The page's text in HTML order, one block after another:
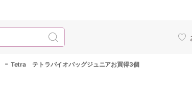
- Tetra テトラバイオバッグジュニアお買得3個